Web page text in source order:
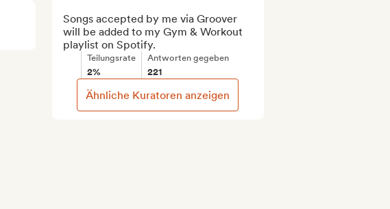
Songs accepted by me via Groover
will be added to my Gym & Workout
playlist on Spotify.
Teilungsrate
2%
Antworten gegeben
221
Ähnliche Kuratoren anzeigen